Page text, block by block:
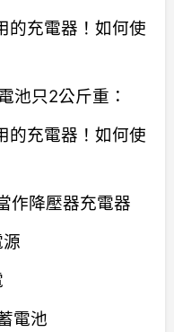
的充電器！如何使
池只2公斤重：
的充電器！如何使
作降壓器充電器
電池